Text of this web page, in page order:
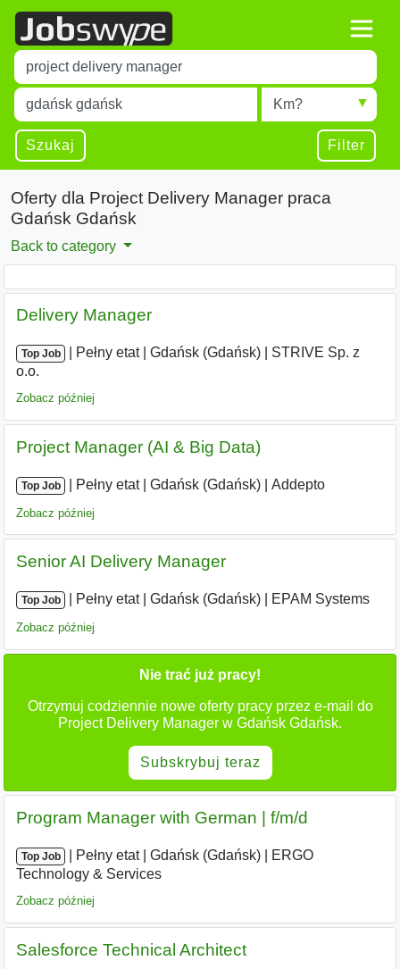
Title
Type 1 or more characters for results.
Miejscowość
Type 1 or more characters for results.
Radius
Szukaj Filter
Oferty dla Project Delivery Manager praca
Gdańsk Gdańsk
Back to category
Delivery Manager
Top Job Pełny etat| Gdańsk (Gdańsk)
STRIVE Sp. z
o.o.
Zobacz później
Project Manager (AI & Big Data)
Top Job Pełny etat| Gdańsk (Gdańsk) Addepto
Zobacz później
Senior AI Delivery Manager
Top Job Pełny etat| Gdańsk (Gdańsk) EPAM Systems
Zobacz później
Nie trać już pracy!
Otrzymuj codziennie nowe oferty pracy przez e-mail do
Project Delivery Manager w Gdańsk Gdańsk.
Subskrybuj teraz
Program Manager with German | f/m/d
Top Job Pełny etat| Gdańsk (Gdańsk)
ERGO
Technology & Services
Zobacz później
Salesforce Technical Architect